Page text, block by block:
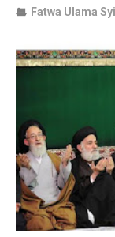
Fatwa Ulama